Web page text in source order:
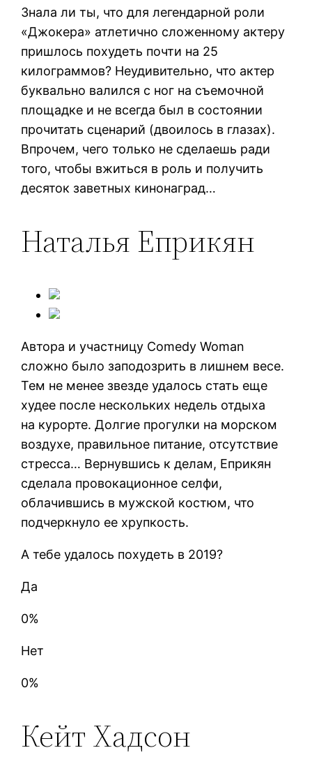
Знала ли ты, что для легендарной роли
«Джокера» атлетично сложенному актеру
пришлось похудеть почти на 25
килограммов? Неудивительно, что актер
буквально валился с ног на съемочной
площадке и не всегда был в состоянии
прочитать сценарий (двоилось в глазах).
Впрочем, чего только не сделаешь ради
того, чтобы вжиться в роль и получить
десяток заветных кинонаград…
Наталья Еприкян
Автора и участницу Comedy Woman
сложно было заподозрить в лишнем весе.
Тем не менее звезде удалось стать еще
худее после нескольких недель отдыха
на курорте. Долгие прогулки на морском
воздухе, правильное питание, отсутствие
стресса… Вернувшись к делам, Еприкян
сделала провокационное селфи,
облачившись в мужской костюм, что
подчеркнуло ее хрупкость.
А тебе удалось похудеть в 2019?
Да
0%
Нет
0%
Кейт Хадсон